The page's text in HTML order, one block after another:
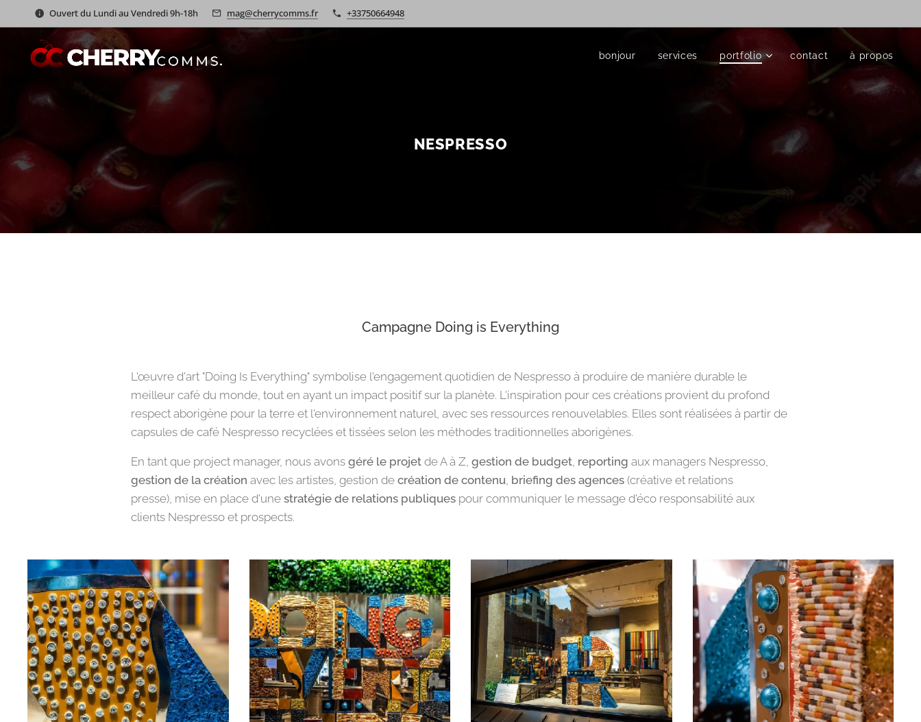
Ouvert du Lundi au Vendredi 9h-18h mag@cherrycomms.fr +33750664948
bonjour services portfolio contact à propos
NESPRESSO
Campagne Doing is Everything
L'œuvre d'art "Doing Is Everything" symbolise l'engagement quotidien de Nespresso à produire de manière durable le
meilleur café du monde, tout en ayant un impact positif sur la planète. L'inspiration pour ces créations provient du profond
respect aborigène pour la terre et l'environnement naturel, avec ses ressources renouvelables. Elles sont réalisées à partir de
capsules de café Nespresso recyclées et tissées selon les méthodes traditionnelles aborigènes.
En tant que project manager, nous avons géré le projet de A à Z, gestion de budget, reporting aux managers Nespresso,
gestion de la création avec les artistes, gestion de création de contenu, briefing des agences(créative et relations
presse), mise en place d'une stratégie de relations publiquespour communiquer le message d'éco responsabilité aux
clients Nespresso et prospects.